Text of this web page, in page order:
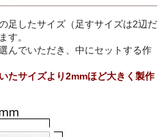
装
装
足したサイズ（足すサイズは2辺だ
す。
んでいただき、中にセットする作
たサイズより2mmほど大きく製作